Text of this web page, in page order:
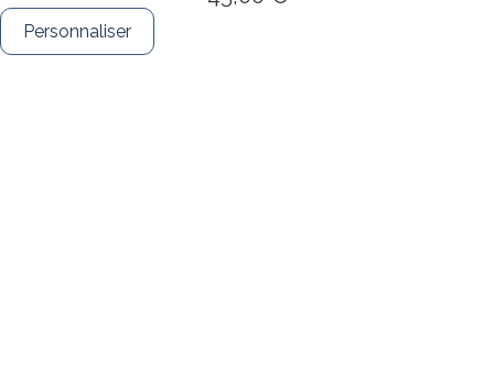
Personnaliser